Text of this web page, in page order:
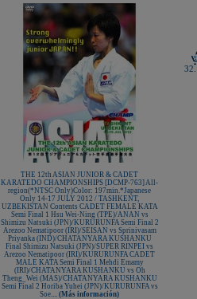
THE 12th ASIAN JUNIOR & CADET
KARATEDO CHAMPIONSHIPS [DCMP-763] All-
region(*NTSC Only)Color: 197min.*Japanese
Only 14-17 JULY 2012 / TASHKENT,
UZBEKISTAN Contents CADET FEMALE KATA
Semi Final 1 Hsu Wei-Ning (TPE)/ANAN vs
Shimizu Natsuki (JPN)/KURURUNFA Semi Final 2
Arezoo Nematipoor (IRI)/SEISAN vs Sprinivasam
Priyanka (IND)/CHATANYARA KUSHANKU
Final Shimizu Natsuki (JPN)/SUPER RINPEI vs
Arezoo Nematipoor (IRI)/KURURUNFA CADET
MALE KATA Semi Final 1 Mehdi Emamy
(IRI)/CHATANYARA KUSHANKU vs Oh
Theng_Wei (MAS)/CHATANYARA KUSHANKU
Semi Final 2 Horiba Yuhei (JPN)/KURURUNFA vs
Soe.... (Más información)